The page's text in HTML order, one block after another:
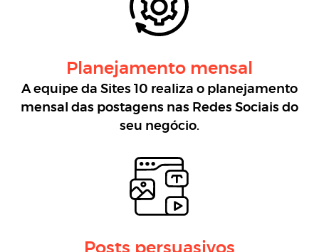
Planejamento mensal
A equipe da Sites 10 realiza o planejamento
mensal das postagens nas Redes Sociais do
seu negócio.
Posts persuasivos